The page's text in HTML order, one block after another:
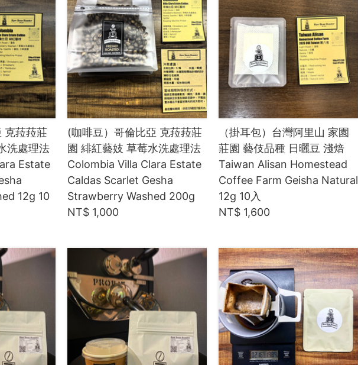
克菈菈莊
洗處理法
Estate
12g 10
(咖啡豆）哥倫比亞 克菈菈莊
園 緋紅藝妓 草莓水洗處理法
Colombia Villa Clara Estate
Caldas Scarlet Gesha
Strawberry Washed 200g
NT$ 1,000
（掛耳包）台灣阿里山 家園
莊園 藝伎品種 日曬豆 淺焙
Taiwan Alisan Homestead
Coffee Farm Geisha Natural
12g 10入
NT$ 1,600